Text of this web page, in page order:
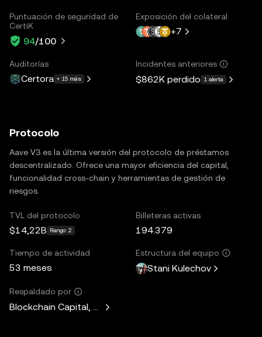
Puntuación de seguridad de
CertiK
94/100
Exposición del colateral
+7
Auditorías
Certora + 15 más
Incidentes anteriores
$862K perdido 1 alerta
Protocolo
Aave V3 es la última versión del protocolo de préstamos
descentralizado. Ofrece una mayor eficiencia del capital,
funcionalidad cross-chain y herramientas de gestión de
riesgos.
TVL del protocolo
$14,22B Rango: 2
Billeteras activas
194.379
Tiempo de actividad
53 meses
Estructura del equipo
Stani Kulechov
Respaldado por
Blockchain Capital, Standard Crypto, Blockchain.com